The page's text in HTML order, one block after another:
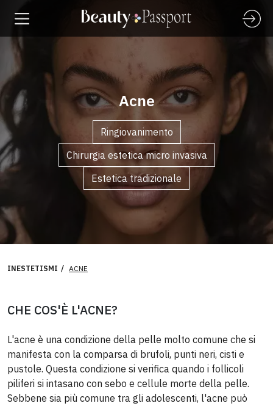
Acne
Ringiovanimento
Chirurgia estetica micro invasiva
Estetica tradizionale
INESTETISMI ACNE
CHE COS'È L'ACNE?
L'acne è una condizione della pelle molto comune che si
manifesta con la comparsa di brufoli, punti neri, cisti e
pustole. Questa condizione si verifica quando i follicoli
piliferi si intasano con sebo e cellule morte della pelle.
Sebbene sia più comune tra gli adolescenti, l'acne può